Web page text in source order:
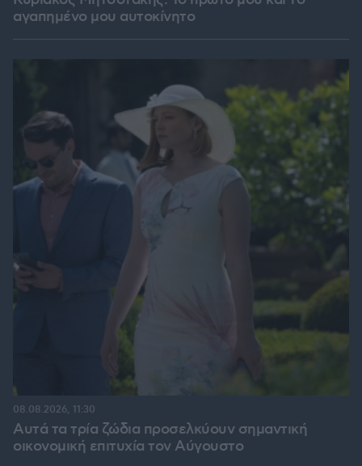
αγαπημένο μου αυτοκίνητο
Αυτά τα τρία ζώδια προσελκύουν σημαντική
οικονομική επιτυχία τον Αύγουστο
08.08.2026, 11:30